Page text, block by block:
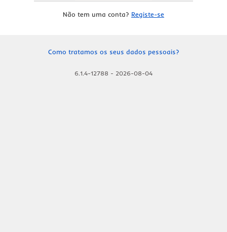
Não tem uma conta? Registe-se
Como tratamos os seus dados pessoais?
6.1.4-12788 - 2026-08-04